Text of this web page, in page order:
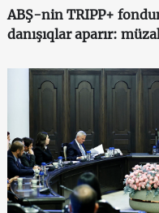
ABŞ-nin TRIPP+
danışıqlar aparır: